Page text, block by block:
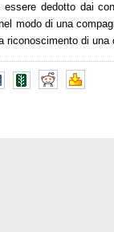
dedotto dai
modo di una
riconoscimento di